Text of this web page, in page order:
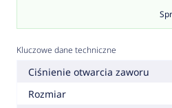
Kluczowe dane techniczne
Ciśnienie otwarcia zaworu
Rozmiar